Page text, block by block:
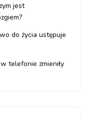
jest
do życia ustępuje
telefonie zmieniły